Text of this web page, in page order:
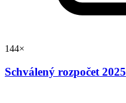
144×
Schválený rozpočet 2025